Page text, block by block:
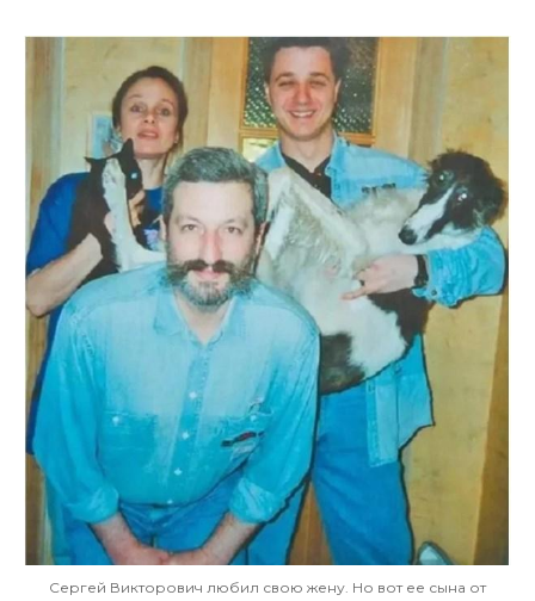
Сергей Викторович любил свою жену. Но вот ее сына от